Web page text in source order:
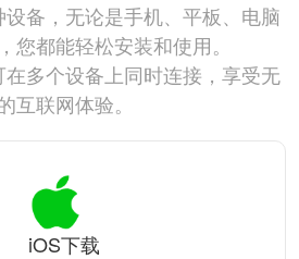
备，无论是手机、平板、电脑
您都能轻松安装和使用。
多个设备上同时连接，享受无
互联网体验。
iOS下载